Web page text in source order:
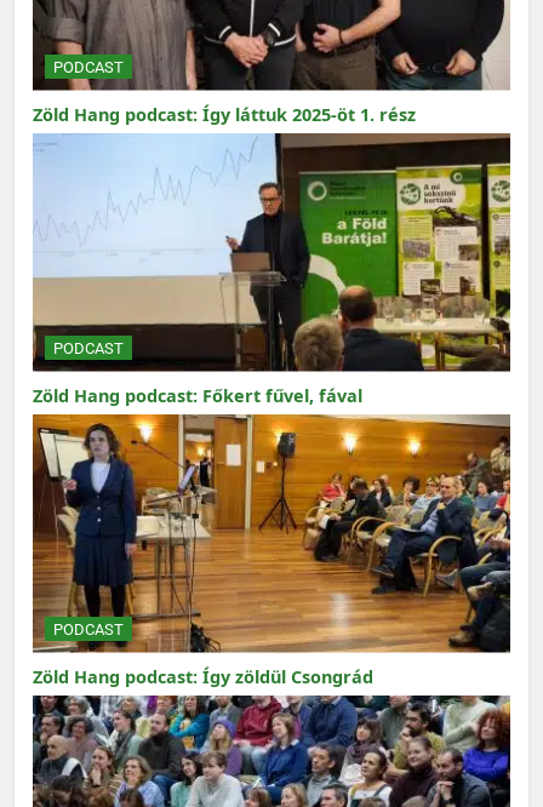
PODCAST
Zöld Hang podcast: Így láttuk 2025-öt 1. rész
PODCAST
Zöld Hang podcast: Főkert fűvel, fával
PODCAST
Zöld Hang podcast: Így zöldül Csongrád